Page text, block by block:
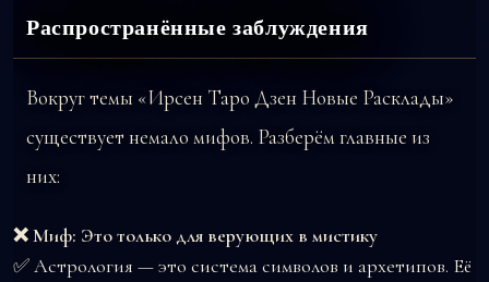
Распространённые заблуждения
Вокруг темы «Ирсен Таро Дзен Новые Расклады»
существует немало мифов. Разберём главные из
них:
❌ Миф: Это только для верующих в мистику
✅ Астрология — это система символов и архетипов. Её